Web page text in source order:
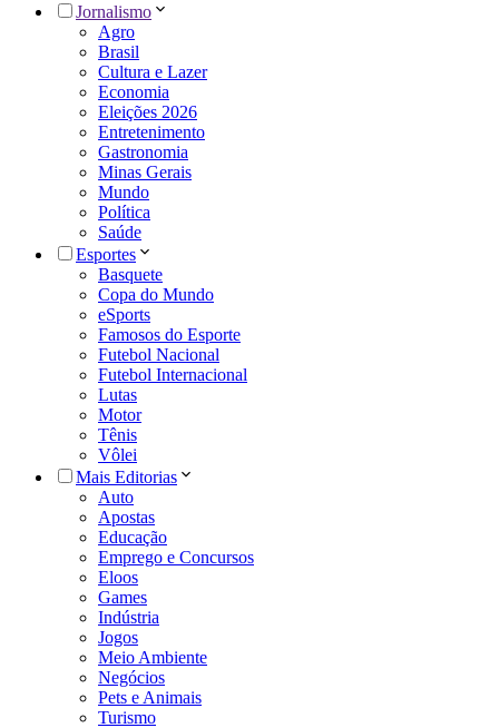
Jornalismo
Agro
Brasil
Cultura e Lazer
Economia
Eleições 2026
Entretenimento
Gastronomia
Minas Gerais
Mundo
Política
Saúde
Esportes
Basquete
Copa do Mundo
eSports
Famosos do Esporte
Futebol Nacional
Futebol Internacional
Lutas
Motor
Tênis
Vôlei
Mais Editorias
Auto
Apostas
Educação
Emprego e Concursos
Eloos
Games
Indústria
Jogos
Meio Ambiente
Negócios
Pets e Animais
Turismo